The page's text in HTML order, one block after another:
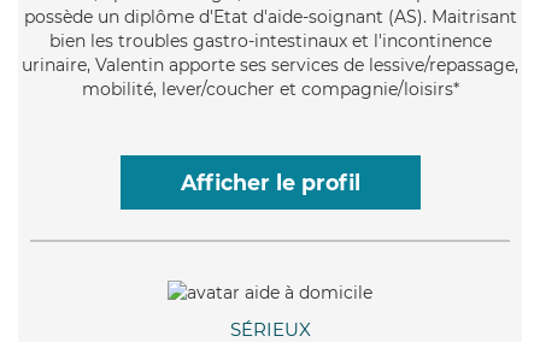
possède un diplôme d'Etat d'aide-soignant (AS). Maitrisant
bien les troubles gastro-intestinaux et l'incontinence
urinaire, Valentin apporte ses services de lessive/repassage,
mobilité, lever/coucher et compagnie/loisirs*
Afficher le profil
SÉRIEUX